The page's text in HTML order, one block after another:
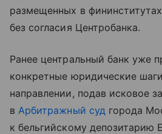
размещенных в
без согласия Центробанка.
Ранее центральный банк уже
конкретные юридические
направлении, подав исковое
в Арбитражный суд города
к бельгийскому депозитарию